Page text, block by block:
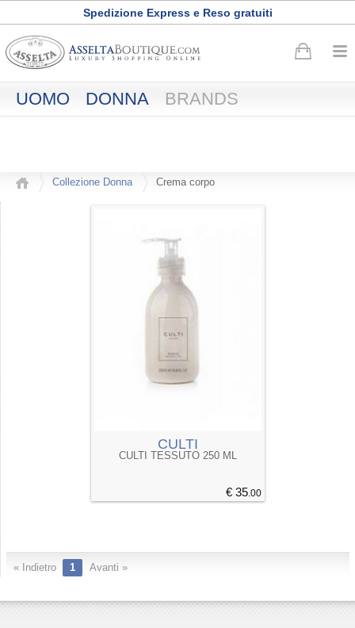
Spedizione Express e Reso gratuiti
UOMO DONNA BRANDS
Collezione Donna Crema corpo
CULTI
CULTI TESSUTO 250 ML
€ 35.00
« Indietro 1 Avanti »